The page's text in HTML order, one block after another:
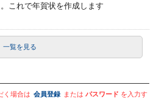
これで年賀状を作成します
一覧を見る
く場合は 会員登録 またはパスワード を入力す